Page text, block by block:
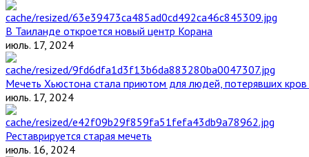
В Таиланде откроется новый центр Корана
июль. 17, 2024
Мечеть Хьюстона стала приютом для людей, потерявших кров
июль. 17, 2024
Реставрируется старая мечеть
июль. 16, 2024